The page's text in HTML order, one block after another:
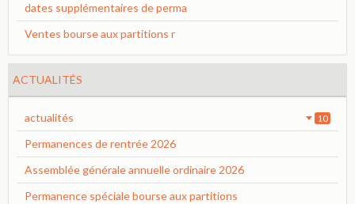
dates supplémentaires de perma
Ventes bourse aux partitions r
ACTUALITÉS
actualités 10
Permanences de rentrée 2026
Assemblée générale annuelle ordinaire 2026
Permanence spéciale bourse aux partitions